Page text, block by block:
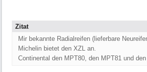
Zitat
Mir bekannte Radialreifen (lieferbare
Michelin bietet den XZL an.
Continental den MPT80, den MPT81 und den